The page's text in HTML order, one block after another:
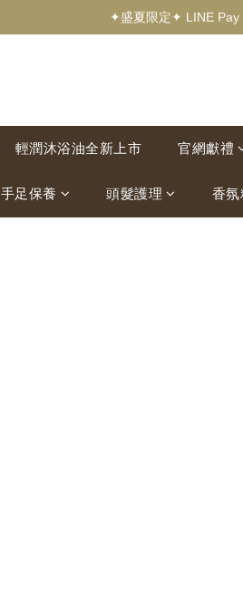
✦新客獨享✦ 首購
✦New✦ 熱帶
輕潤沐浴油全新上市 官網獻禮
手足保養 頭髮護理 香氛